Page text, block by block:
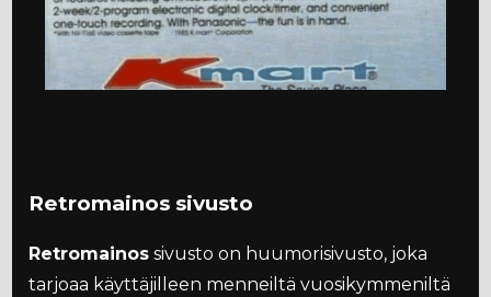
Retromainos sivusto
Retromainos sivusto on huumorisivusto, joka
tarjoaa käyttäjilleen menneiltä vuosikymmeniltä